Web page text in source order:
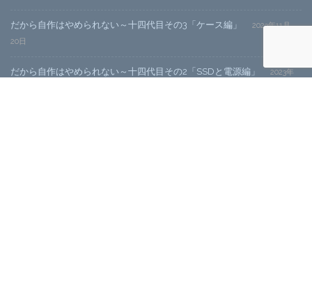
だから自作はやめられない～十四代目その3「ケース編」
2023年11月
20日
だから自作はやめられない～十四代目その2「SSDと電源編」
2023年